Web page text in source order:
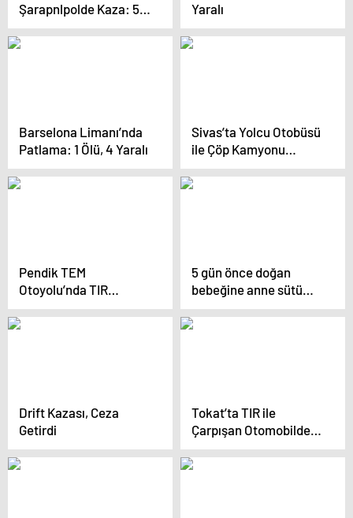
Şarapnlpolde Kaza: 5
Yaralı
Yaralı
Barselona Limanı’nda
Patlama: 1 Ölü, 4 Yaralı
Sivas’ta Yolcu Otobüsü
ile Çöp Kamyonu
Çarpıştı: 4 Yaralı
Pendik TEM
Otoyolu’nda TIR
Devrildi
5 gün önce doğan
bebeğine anne sütü
götürürken kaza yapan
polis memuru hayatını
Drift Kazası, Ceza
Getirdi
Tokat’ta TIR ile
Çarpışan Otomobilde
İki Ölüm